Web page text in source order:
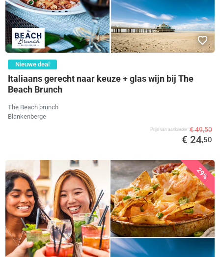
Nieuwe deal
Italiaans gerecht naar keuze + glas wijn bij The
Beach Brunch
The Beach brunch
Blankenberge
Prijs van aanbieder € 49,50
€ 24,50
29%